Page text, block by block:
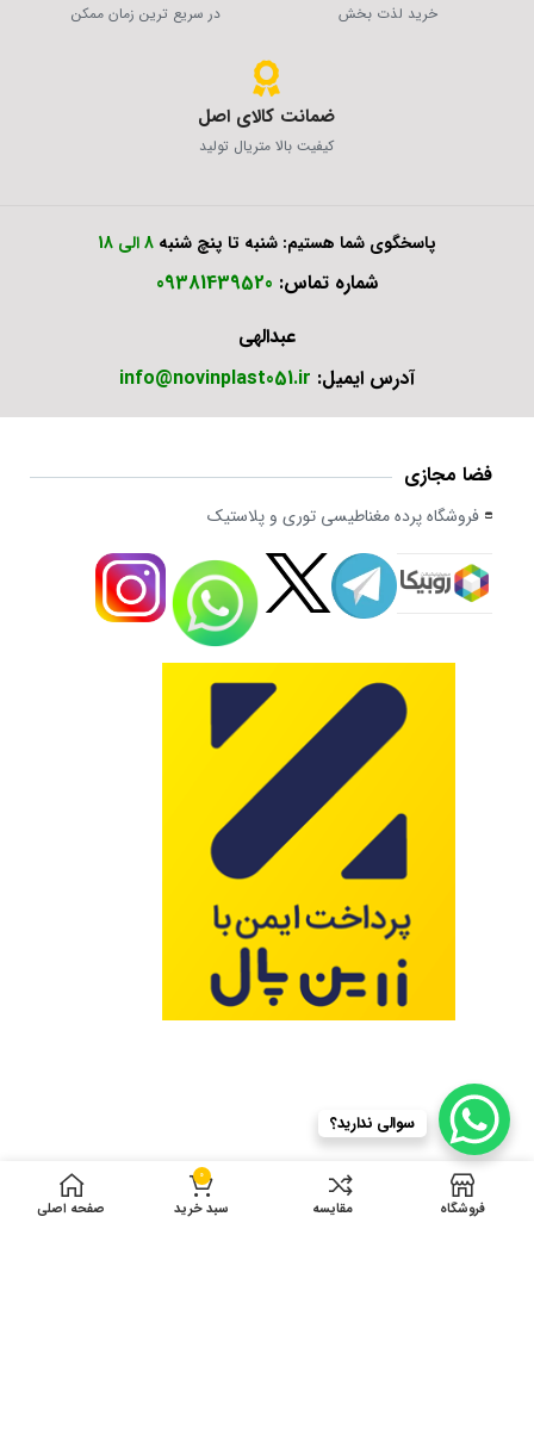
خرید لذت بخش در سریع ترین زمان ممکن
ضمانت کالای اصل
کیفیت بالا متریال تولید
پاسخگوی شما هستیم: شنبه تا پنچ شنبه 8 الی 18
شماره تماس: 09381439520
عبدالهی
آدرس ایمیل: info@novinplast051.ir
فضا مجازی
فروشگاه پرده مغناطیسی توری و پلاستیک
سوالی ندارید؟
فروشگاه مقایسه
0
سبد خرید صفحه اصلی